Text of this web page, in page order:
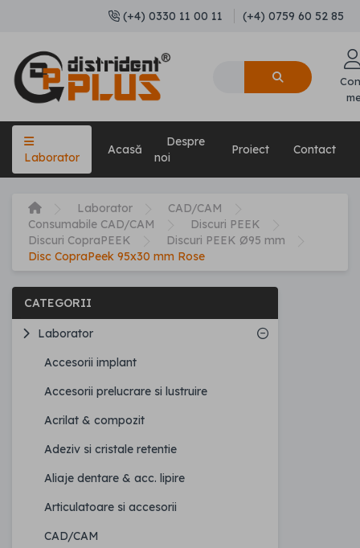
(+4) 0330 11 00 11 (+4) 0759 60 52 85
Laborator
Acasă
Despre
noi
Proiect Contact
Laborator
CAD/CAM
Consumabile CAD/CAM
Discuri PEEK
Discuri CopraPEEK
Discuri PEEK Ø95 mm
Disc CopraPeek 95x30 mm Rose
CATEGORII
Laborator
Accesorii implant
Accesorii prelucrare si lustruire
Acrilat & compozit
Adeziv si cristale retentie
Aliaje dentare & acc. lipire
Articulatoare si accesorii
CAD/CAM